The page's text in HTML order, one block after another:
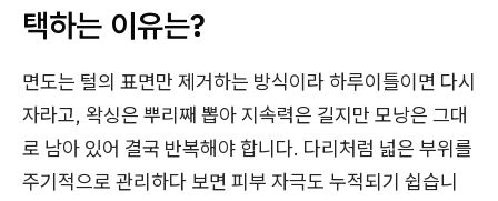
택하는 이유는?
면도는 털의 표면만 제거하는 방식이라 하루이틀이면 다시
자라고, 왁싱은 뿌리째 뽑아 지속력은 길지만 모낭은 그대
로 남아 있어 결국 반복해야 합니다. 다리처럼 넓은 부위를
주기적으로 관리하다 보면 피부 자극도 누적되기 쉽습니